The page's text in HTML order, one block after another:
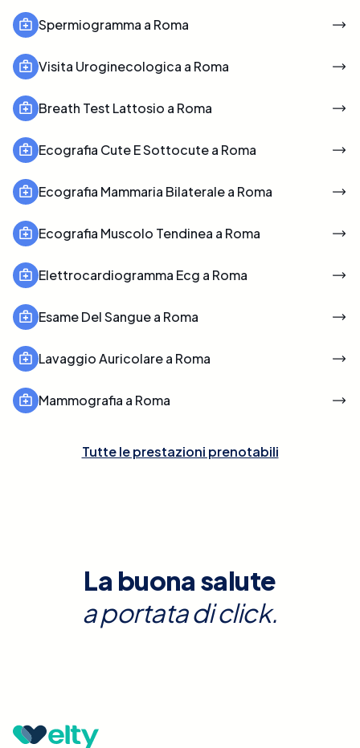
Spermiogramma a Roma
Visita Uroginecologica a Roma
Breath Test Lattosio a Roma
Ecografia Cute E Sottocute a Roma
Ecografia Mammaria Bilaterale a Roma
Ecografia Muscolo Tendinea a Roma
Elettrocardiogramma Ecg a Roma
Esame Del Sangue a Roma
Lavaggio Auricolare a Roma
Mammografia a Roma
Tutte le prestazioni prenotabili
La buona salute
a portata di click.